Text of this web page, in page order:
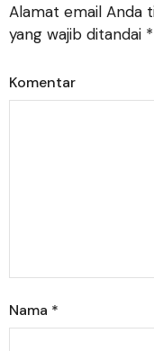
Alamat email Anda
yang wajib ditandai *
Komentar
Nama *